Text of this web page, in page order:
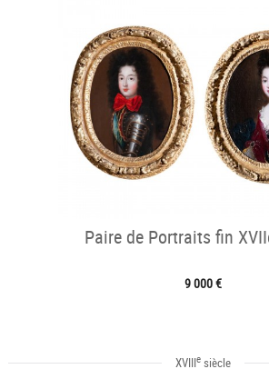
Paire de Portraits fin
9 000 €
XVIIIe siècle